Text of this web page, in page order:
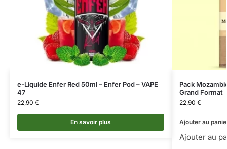
e-Liquide Enfer Red 50ml – Enfer Pod – VAPE
47
22,90 €
En savoir plus
Pack
Grand Format
22,90 €
Ajouter au
Ajouter au